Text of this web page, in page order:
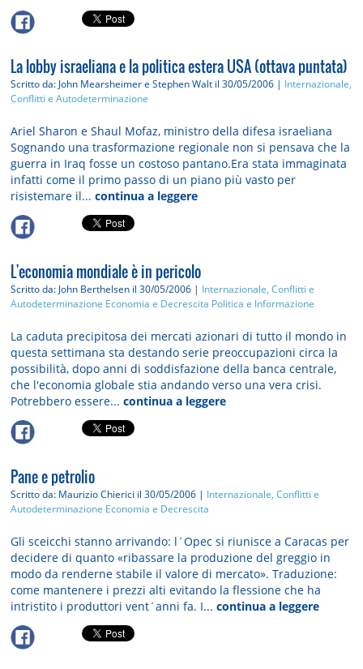
La lobby israeliana e la politica estera USA (ottava puntata)
Scritto da: John Mearsheimer e Stephen Walt il 30/05/2006 | Internazionale,
Conflitti e Autodeterminazione
Ariel Sharon e Shaul Mofaz, ministro della difesa israeliana
Sognando una trasformazione regionale non si pensava che la
guerra in Iraq fosse un costoso pantano.Era stata immaginata
infatti come il primo passo di un piano più vasto per
risistemare il...continua a leggere
L'economia mondiale è in pericolo
Scritto da: John Berthelsen il 30/05/2006 | Internazionale, Conflitti e
Autodeterminazione Economia e Decrescita Politica e Informazione
La caduta precipitosa dei mercati azionari di tutto il mondo in
questa settimana sta destando serie preoccupazioni circa la
possibilità, dopo anni di soddisfazione della banca centrale,
che l'economia globale stia andando verso una vera crisi.
Potrebbero essere...continua a leggere
Pane e petrolio
Scritto da: Maurizio Chierici il 30/05/2006 | Internazionale, Conflitti e
Autodeterminazione Economia e Decrescita
Gli sceicchi stanno arrivando: l´Opec si riunisce a Caracas per
decidere di quanto «ribassare la produzione del greggio in
modo da renderne stabile il valore di mercato». Traduzione:
come mantenere i prezzi alti evitando la flessione che ha
intristito i produttori vent´anni fa. I...continua a leggere